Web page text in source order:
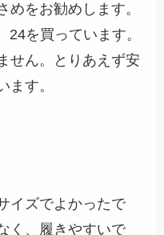
めをお勧めします。
を買っています。
せん。とりあえず安
ます。
イズでよかったで
く、履きやすいで